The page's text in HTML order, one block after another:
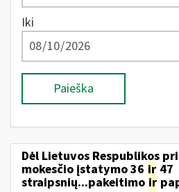
Iki
Paieška
Dėl Lietuvos Respublikos
mokesčio įstatymo 36 ir 47
straipsnių...pakeitimo ir